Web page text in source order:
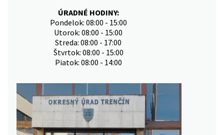
ÚRADNÉ HODINY:
Pondelok: 08:00 - 15:00
Utorok: 08:00 - 15:00
Streda: 08:00 - 17:00
Štvrtok: 08:00 - 15:00
Piatok: 08:00 - 14:00